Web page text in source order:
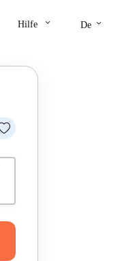
Hilfe keyboard_arrow_down De keyboard_arrow_down